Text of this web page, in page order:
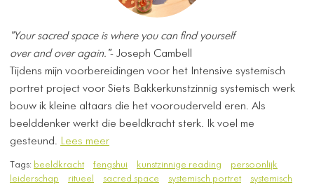
"Your sacred space is where you can find yourself
over and over again."- Joseph Cambell
Tijdens mijn voorbereidingen voor het Intensive systemisch
portret project voor Siets Bakkerkunstzinnig systemisch werk
bouw ik kleine altaars die het voorouderveld eren. Als
beelddenker werkt die beeldkracht sterk. Ik voel me
gesteund. Lees meer
Tags: beeldkracht fengshui kunstzinnige reading
persoonlijk
leiderschap
ritueel sacred space systemisch portret
systemisch